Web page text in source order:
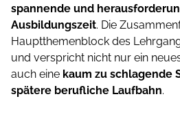
spannende und
Ausbildungszeit. Die
Hauptthemenblock des
und verspricht nicht nur ein
auch eine kaum zu schlagende
spätere berufliche Laufbahn.